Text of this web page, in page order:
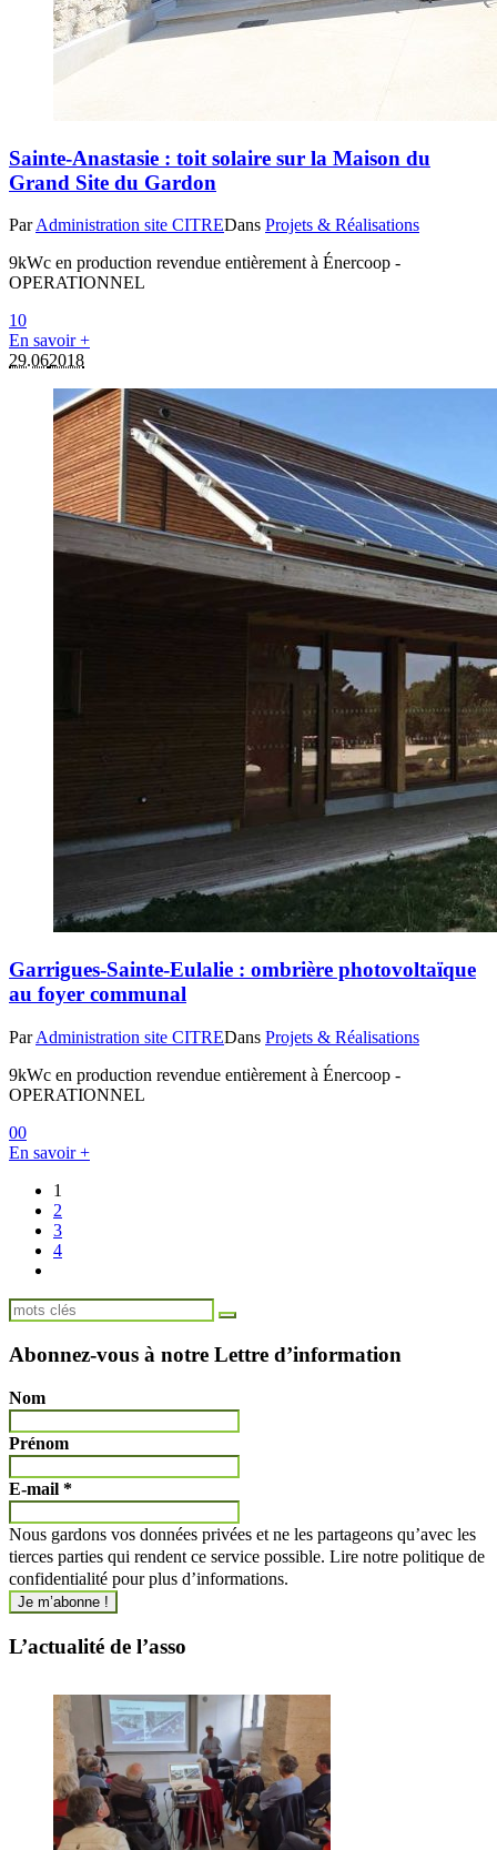
Sainte-Anastasie : toit solaire sur la Maison du
Grand Site du Gardon
ParAdministration site CITREDans Projets & Réalisations
9kWc en production revendue entièrement à Énercoop -
OPERATIONNEL
10
En savoir +
29.062018
Garrigues-Sainte-Eulalie : ombrière photovoltaïque
au foyer communal
ParAdministration site CITREDans Projets & Réalisations
9kWc en production revendue entièrement à Énercoop -
OPERATIONNEL
00
En savoir +
1
2
3
4
Abonnez-vous à notre Lettre d’information
Nom
Prénom
E-mail *
Nous gardons vos données privées et ne les partageons qu’avec les
tierces parties qui rendent ce service possible. Lire notre politique de
confidentialité pour plus d’informations.
L’actualité de l’asso